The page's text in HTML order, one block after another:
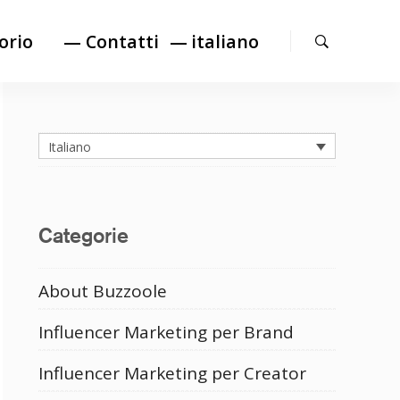
— Contatti italiano
Italiano
Categorie
About Buzzoole
Influencer Marketing per Brand
Influencer Marketing per Creator